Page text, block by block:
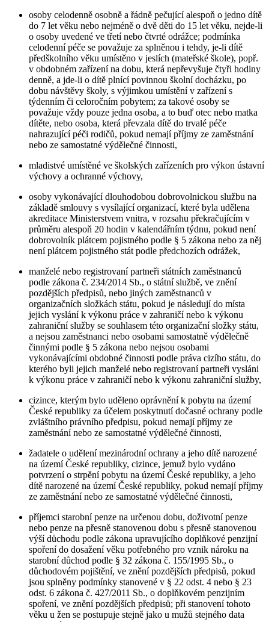
osoby celodenně osobně a řádně pečující alespoň o jedno dítě
do 7 let věku nebo nejméně o dvě děti do 15 let věku, nejde-li
o osoby uvedené ve třetí nebo čtvrté odrážce; podmínka
celodenní péče se považuje za splněnou i tehdy, je-li dítě
předškolního věku umístěno v jeslích (mateřské škole), popř.
v obdobném zařízení na dobu, která nepřevyšuje čtyři hodiny
denně, a jde-li o dítě plnící povinnou školní docházku, po
dobu návštěvy školy, s výjimkou umístění v zařízení s
týdenním či celoročním pobytem; za takové osoby se
považuje vždy pouze jedna osoba, a to buď otec nebo matka
dítěte, nebo osoba, která převzala dítě do trvalé péče
nahrazující péči rodičů, pokud nemají příjmy ze zaměstnání
nebo ze samostatné výdělečné činnosti,
mladistvé umístěné ve školských zařízeních pro výkon ústavní
výchovy a ochranné výchovy,
osoby vykonávající dlouhodobou dobrovolnickou službu na
základě smlouvy s vysílající organizací, které byla udělena
akreditace Ministerstvem vnitra, v rozsahu překračujícím v
průměru alespoň 20 hodin v kalendářním týdnu, pokud není
dobrovolník plátcem pojistného podle § 5 zákona nebo za něj
není plátcem pojistného stát podle předchozích odrážek,
manželé nebo registrovaní partneři státních zaměstnanců
podle zákona č. 234/2014 Sb., o státní službě, ve znění
pozdějších předpisů, nebo jiných zaměstnanců v
organizačních složkách státu, pokud je následují do místa
jejich vyslání k výkonu práce v zahraničí nebo k výkonu
zahraniční služby se souhlasem této organizační složky státu,
a nejsou zaměstnanci nebo osobami samostatně výdělečně
činnými podle § 5 zákona nebo nejsou osobami
vykonávajícími obdobné činnosti podle práva cizího státu, do
kterého byli jejich manželé nebo registrovaní partneři vysláni
k výkonu práce v zahraničí nebo k výkonu zahraniční služby,
cizince, kterým bylo uděleno oprávnění k pobytu na území
České republiky za účelem poskytnutí dočasné ochrany podle
zvláštního právního předpisu, pokud nemají příjmy ze
zaměstnání nebo ze samostatné výdělečné činnosti,
žadatele o udělení mezinárodní ochrany a jeho dítě narozené
na území České republiky, cizince, jemuž bylo vydáno
potvrzení o strpění pobytu na území České republiky, a jeho
dítě narozené na území České republiky, pokud nemají příjmy
ze zaměstnání nebo ze samostatné výdělečné činnosti,
příjemci starobní penze na určenou dobu, doživotní penze
nebo penze na přesně stanovenou dobu s přesně stanovenou
výší důchodu podle zákona upravujícího doplňkové penzijní
spoření do dosažení věku potřebného pro vznik nároku na
starobní důchod podle § 32 zákona č. 155/1995 Sb., o
důchodovém pojištění, ve znění pozdějších předpisů, pokud
jsou splněny podmínky stanovené v § 22 odst. 4 nebo § 23
odst. 6 zákona č. 427/2011 Sb., o doplňkovém penzijním
spoření, ve znění pozdějších předpisů; při stanovení tohoto
věku u žen se postupuje stejně jako u mužů stejného data